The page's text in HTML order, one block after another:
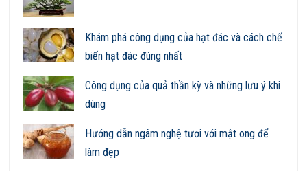
Khám phá công dụng của hạt đác và cách chế
biến hạt đác đúng nhất
Công dụng của quả thần kỳ và những lưu ý khi
dùng
Hướng dẫn ngâm nghệ tươi với mật ong để
làm đẹp